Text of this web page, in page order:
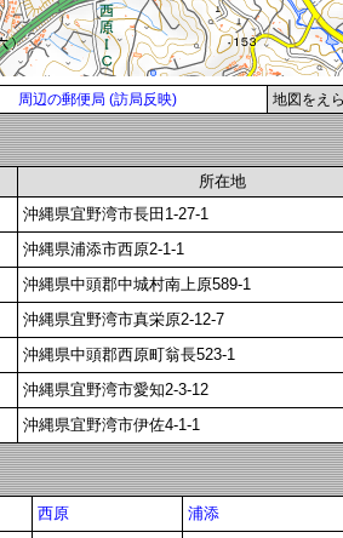
周辺の郵便局 (訪局反映) 地図をえ
所在地
沖縄県宜野湾市長田1-27-1
沖縄県浦添市西原2-1-1
沖縄県中頭郡中城村南上原589-1
沖縄県宜野湾市真栄原2-12-7
沖縄県中頭郡西原町翁長523-1
沖縄県宜野湾市愛知2-3-12
沖縄県宜野湾市伊佐4-1-1
西原
浦添